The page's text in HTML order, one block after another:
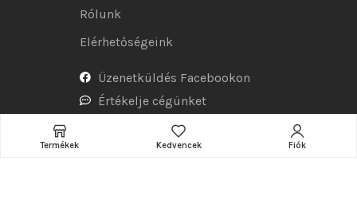
Rólunk
Elérhetőségeink
Üzenetküldés Facebookon
Értékelje cégünket
Termékek Kedvencek Fiók